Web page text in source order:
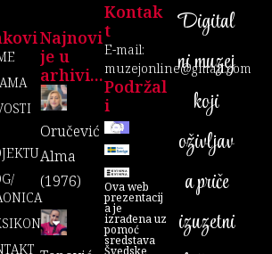
Najnovi
je u
arhivi...
Oručević
Alma
(1976)
Kontak
T
E-mail:
muzejonline@gmail.com
Podržal
I
Ova web
prezentacij
a je
izrađena uz
pomoć
sredstava
Švedske
Digital
ni muzej
koji
oživljav
a priče
izuzetni